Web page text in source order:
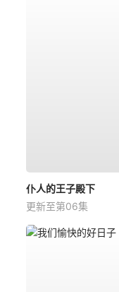
仆人的王子殿下
更新至第06集